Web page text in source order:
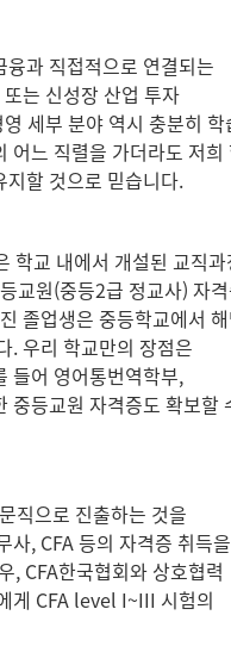
과 직접적으로 연결되는
는 신성장 산업 투자
세부 분야 역시 충분히 학
어느 직렬을 가더라도 저희
할 것으로 믿습니다.
학교 내에서 개설된 교직
교원(중등2급 정교사) 자
졸업생은 중등학교에서
. 우리 학교만의 장점은
들어 영어통번역학부,
중등교원 자격증도 확보할
직으로 진출하는 것을
사, CFA 등의 자격증 취득을
, CFA한국협회와 상호협력
게 CFA level I~III 시험의